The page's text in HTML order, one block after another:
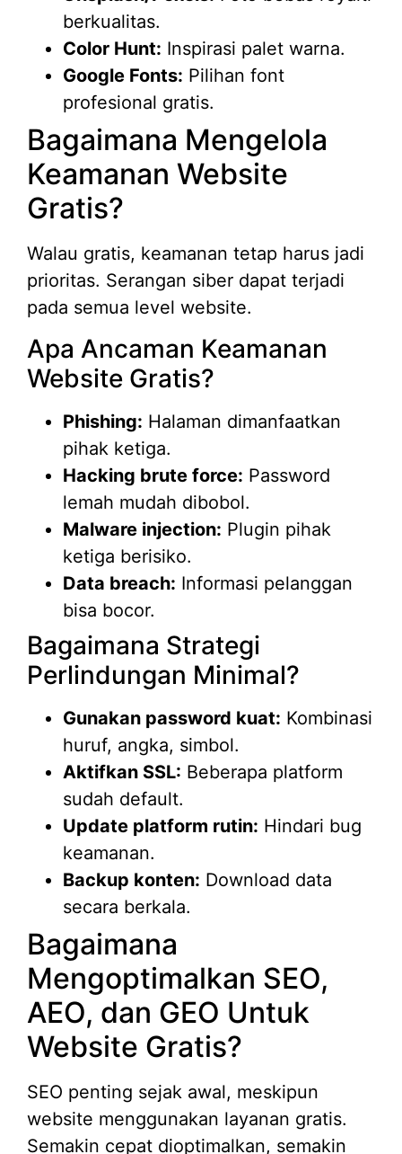
berkualitas.
Color Hunt: Inspirasi palet warna.
Google Fonts: Pilihan font
profesional gratis.
Bagaimana Mengelola
Keamanan Website
Gratis?
Walau gratis, keamanan tetap harus jadi
prioritas. Serangan siber dapat terjadi
pada semua level website.
Apa Ancaman Keamanan
Website Gratis?
Phishing: Halaman dimanfaatkan
pihak ketiga.
Hacking brute force: Password
lemah mudah dibobol.
Malware injection: Plugin pihak
ketiga berisiko.
Data breach: Informasi pelanggan
bisa bocor.
Bagaimana Strategi
Perlindungan Minimal?
Gunakan password kuat: Kombinasi
huruf, angka, simbol.
Aktifkan SSL: Beberapa platform
sudah default.
Update platform rutin: Hindari bug
keamanan.
Backup konten: Download data
secara berkala.
Bagaimana
Mengoptimalkan SEO,
AEO, dan GEO Untuk
Website Gratis?
SEO penting sejak awal, meskipun
website menggunakan layanan gratis.
Semakin cepat dioptimalkan, semakin